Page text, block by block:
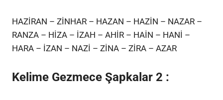
HAZİRAN – ZİNHAR – HAZAN – HAZİN – NAZAR –
RANZA – HİZA – İZAH – AHİR – HAİN – HANİ –
HARA – İZAN – NAZİ – ZİNA – ZİRA – AZAR
Kelime Gezmece Şapkalar 2 :